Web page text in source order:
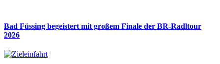
Bad Füssing begeistert mit großem Finale der BR-Radltour
2026